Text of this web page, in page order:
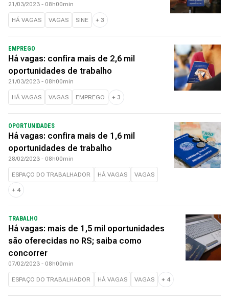
21/03/2023 - 08h00min
HÁ VAGAS VAGAS SINE + 3
EMPREGO
Há vagas: confira mais de 2,6 mil
oportunidades de trabalho
21/03/2023 - 08h00min
HÁ VAGAS VAGAS EMPREGO + 3
OPORTUNIDADES
Há vagas: confira mais de 1,6 mil
oportunidades de trabalho
28/02/2023 - 08h00min
ESPAÇO DO TRABALHADOR HÁ VAGAS VAGAS
+ 4
TRABALHO
Há vagas: mais de 1,5 mil oportunidades
são oferecidas no RS; saiba como
concorrer
07/02/2023 - 08h00min
ESPAÇO DO TRABALHADOR HÁ VAGAS VAGAS + 4